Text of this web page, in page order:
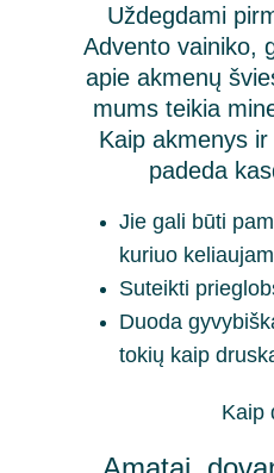
Uždegdami
Advento vainiko,
apie akmenų
mums teikia
Kaip akmenys
padeda
Jie gali būti
kuriuo
Suteikti
Duoda
tokių kaip
Kaip